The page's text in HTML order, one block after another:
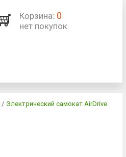
Корзина: 0
нет покупок
/ Электрический самокат AirDrive